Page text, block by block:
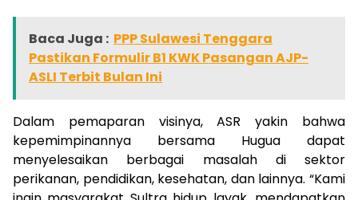
Baca Juga : PPP Sulawesi Tenggara
Pastikan Formulir B1 KWK Pasangan AJP-
ASLI Terbit Bulan Ini
Dalam pemaparan visinya, ASR yakin bahwa
kepemimpinannya bersama Hugua dapat
menyelesaikan berbagai masalah di sektor
perikanan, pendidikan, kesehatan, dan lainnya. “Kami